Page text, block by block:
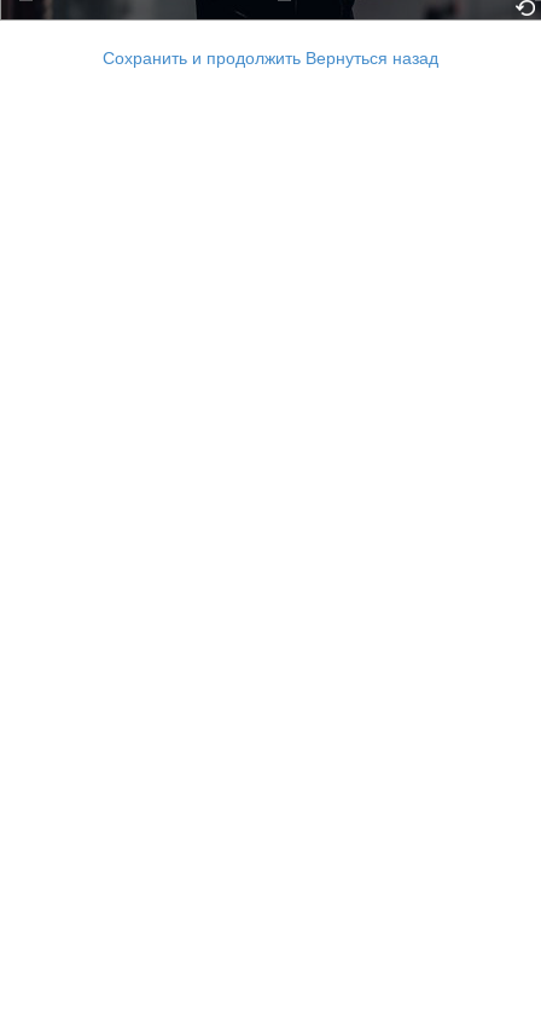
Сохранить и продолжить Вернуться назад